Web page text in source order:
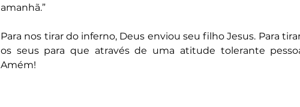
amanhã.”
Para nos tirar do inferno, Deus enviou seu filho Jesus. Para
os seus para que através de uma atitude tolerante
Amém!